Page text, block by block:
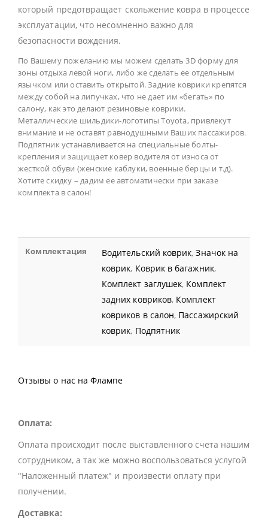
который предотвращает скольжение ковра в процессе
эксплуатации, что несомненно важно для
безопасности вождения.
По Вашему пожеланию мы можем сделать 3D форму для
зоны отдыха левой ноги, либо же сделать ее отдельным
язычком или оставить открытой. Задние коврики крепятся
между собой на липучках, что не дает им «бегать» по
салону, как это делают резиновые коврики.
Металлические шильдики-логотипы Toyota, привлекут
внимание и не оставят равнодушными Ваших пассажиров.
Подпятник устанавливается на специальные болты-
крепления и защищает ковер водителя от износа от
жесткой обуви (женские каблуки, военные берцы и т.д).
Хотите скидку – дадим ее автоматически при заказе
комплекта в салон!
Комплектация Водительский коврик,Значок на
коврик, Коврик в багажник,
Комплект заглушек, Комплект
задних ковриков, Комплект
ковриков в салон, Пассажирский
коврик, Подпятник
Отзывы о нас на Флампе
Оплата:
Оплата происходит после выставленного счета нашим
сотрудником, а так же можно воспользоваться услугой
"Наложенный платеж" и произвести оплату при
получении.
Доставка: